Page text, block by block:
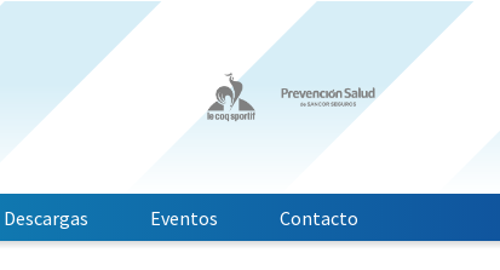
Descargas Eventos Contacto